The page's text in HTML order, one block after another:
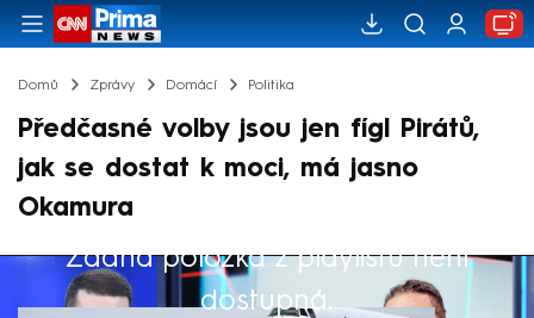
Domů Zprávy Domácí Politika
Předčasné volby jsou jen fígl Pirátů,
jak se dostat k moci, má jasno
Okamura
Žádná položka z playlistu není
dostupná.
Výběr redakce